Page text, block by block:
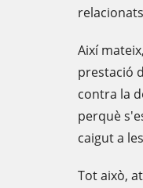
Així
prestació
contra la
perquè
caigut a
Tot això,